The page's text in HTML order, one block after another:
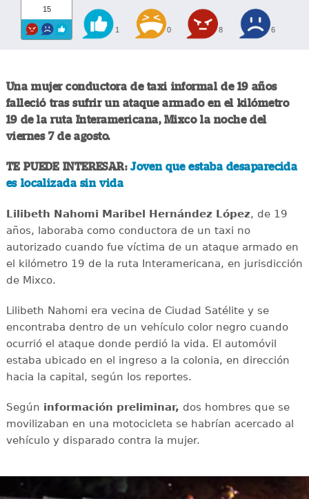
15
1 0 8 6
Una mujer conductora de taxi informal de 19 años
falleció tras sufrir un ataque armado en el kilómetro
19 de la ruta Interamericana, Mixco la noche del
viernes 7 de agosto.
TE PUEDE INTERESAR:Joven que estaba desaparecida
es localizada sin vida
Lilibeth Nahomi Maribel Hernández López, de 19
años, laboraba como conductora de un taxi no
autorizado cuando fue víctima de un ataque armado en
el kilómetro 19 de la ruta Interamericana, en jurisdicción
de Mixco.
Lilibeth Nahomi era vecina de Ciudad Satélite y se
encontraba dentro de un vehículo color negro cuando
ocurrió el ataque donde perdió la vida. El automóvil
estaba ubicado en el ingreso a la colonia, en dirección
hacia la capital, según los reportes.
Según información preliminar, dos hombres que se
movilizaban en una motocicleta se habrían acercado al
vehículo y disparado contra la mujer.